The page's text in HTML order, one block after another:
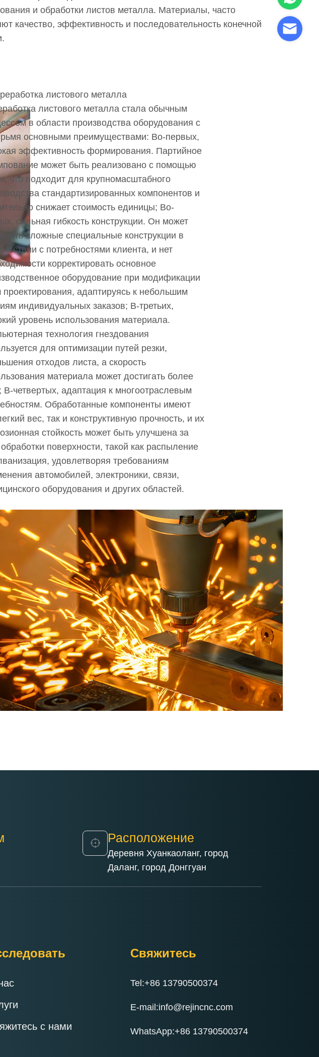
и обработки листов металла. Материалы, часто
эффективность и последовательность конечной
листового металла
листового металла стала обычным
в области производства оборудования с
основными преимуществами: Во-первых,
эффективность формирования. Партийное
может быть реализовано с помощью
что подходит для крупномасштабного
стандартизированных компонентов и
снижает стоимость единицы; Во-
сильная гибкость конструкции. Он может
сложные специальные конструкции в
с потребностями клиента, и нет
корректировать основное
оборудование при модификации
проектирования, адаптируясь к небольшим
индивидуальных заказов; В-третьих,
уровень использования материала.
технология гнездования
для оптимизации путей резки,
отходов листа, а скорость
материала может достигать более
В-четвертых, адаптация к многоотраслевым
Обработанные компоненты имеют
вес, так и конструктивную прочность, и их
стойкость может быть улучшена за
обработки поверхности, такой как распыление
удовлетворяя требованиям
автомобилей, электроники, связи,
оборудования и других областей.
Расположение
Деревня Хуанкаоланг, город
Даланг, город Донггуан
с нами
Свяжитесь
Tel:+86 13790500374
E-mail:info@rejincnc.com
WhatsApp:+86 13790500374